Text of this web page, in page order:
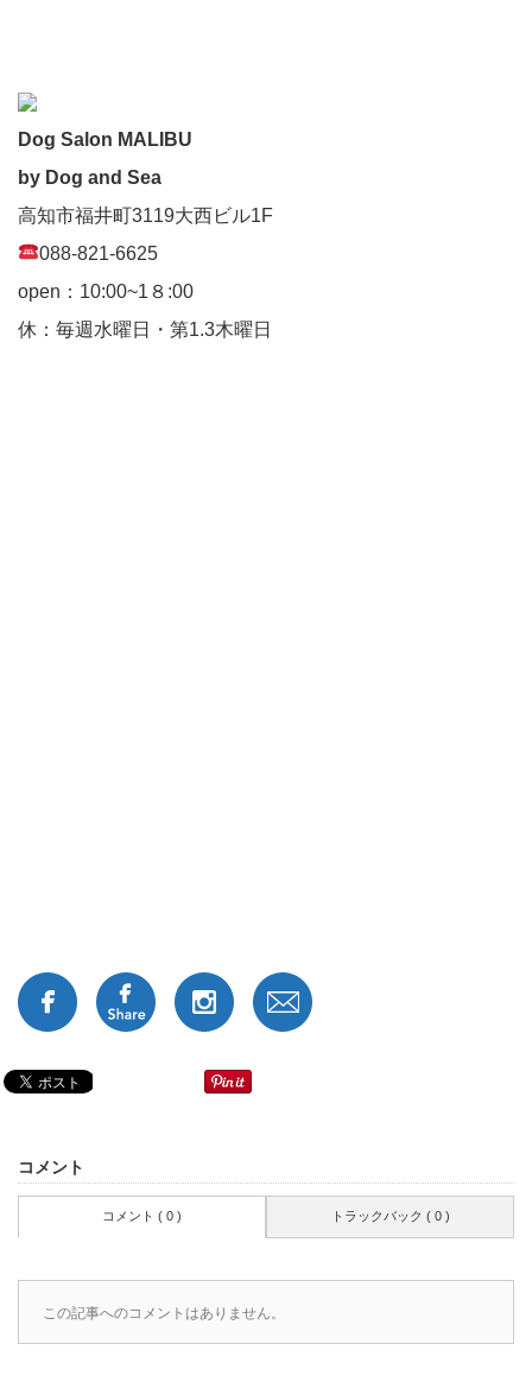
Dog Salon MALIBU
by Dog and Sea
高知市福井町3119大西ビル1F
088-821-6625
open：10:00~1８:00
休：毎週水曜日・第1.3木曜日
コメント
コメント ( 0 ) トラックバック ( 0 )
この記事へのコメントはありません。